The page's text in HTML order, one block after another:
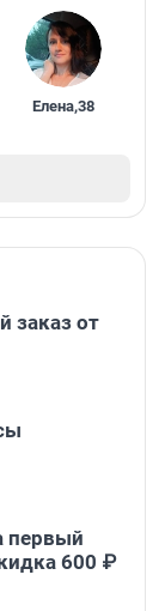
Елена,38
заказ от
первый
600 ₽